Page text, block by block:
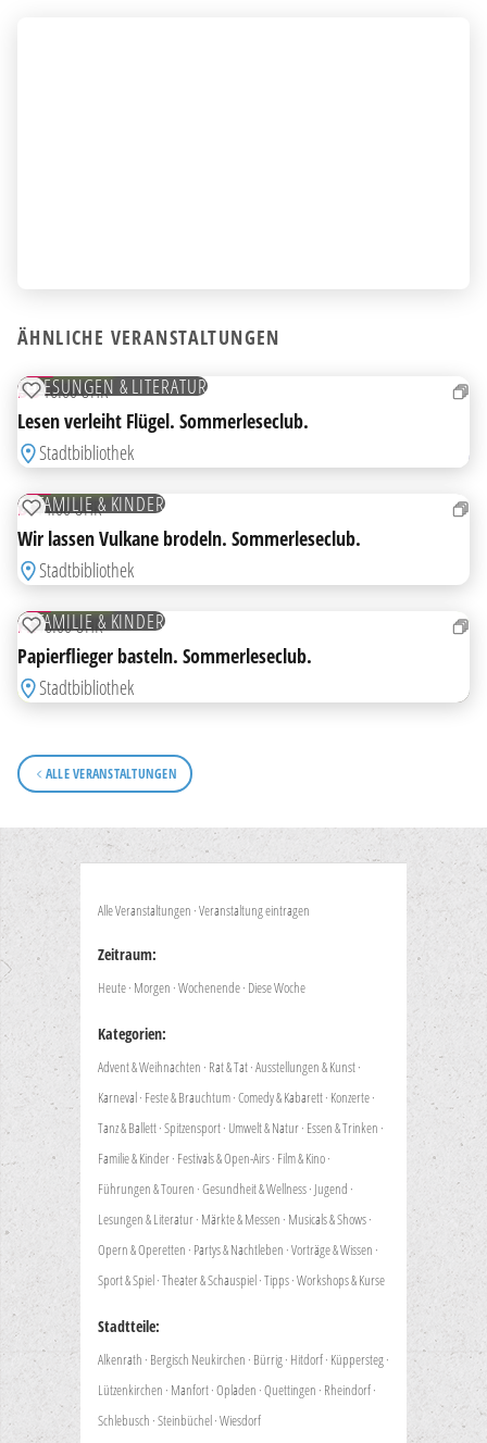
ÄHNLICHE VERANSTALTUNGEN
06
LESUNGEN & LITERATUR
ZUR MERKLISTE HINZUFÜGEN
DO16:00 UHR
Lesen verleiht Flügel. Sommerleseclub.
Stadtbibliothek
21
FAMILIE & KINDER
ZUR MERKLISTE HINZUFÜGEN
DI14:00 UHR
Wir lassen Vulkane brodeln. Sommerleseclub.
Stadtbibliothek
24
FAMILIE & KINDER
ZUR MERKLISTE HINZUFÜGEN
FR16:00 UHR
Papierflieger basteln. Sommerleseclub.
Stadtbibliothek
ALLE VERANSTALTUNGEN
Alle Veranstaltungen ·Veranstaltung eintragen
Zeitraum:
Heute· Morgen ·Wochenende· Diese Woche
Kategorien:
Advent & Weihnachten · Rat & Tat·Ausstellungen & Kunst·
Karneval· Feste & Brauchtum·Comedy & Kabarett· Konzerte·
Tanz & Ballett·Spitzensport· Umwelt & Natur· Essen & Trinken ·
Familie & Kinder· Festivals & Open-Airs· Film & Kino·
Führungen & Touren ·Gesundheit & Wellness· Jugend ·
Lesungen & Literatur· Märkte & Messen · Musicals & Shows·
Opern & Operetten · Partys & Nachtleben ·Vorträge & Wissen ·
Sport & Spiel·Theater & Schauspiel·Tipps·Workshops & Kurse
Stadtteile:
Alkenrath · Bergisch Neukirchen · Bürrig· Hitdorf· Küppersteg·
Lützenkirchen · Manfort·Opladen ·Quettingen · Rheindorf·
Schlebusch ·Steinbüchel·Wiesdorf